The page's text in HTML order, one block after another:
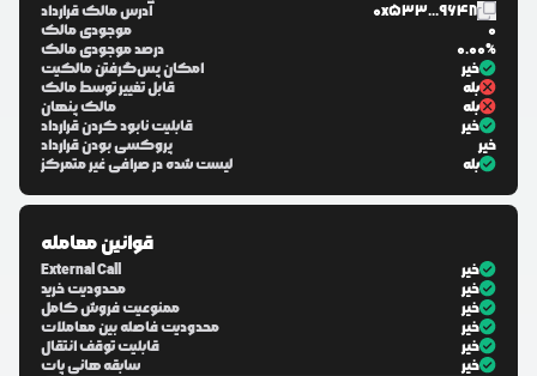
آدرس مالک قرارداد
0x533...9648
موجودی مالک
0
درصد موجودی مالک
0.00%
امکان پس‌گرفتن مالکیت
خیر
قابل تغییر توسط مالک
بله
مالک پنهان
بله
قابلیت نابود کردن قرارداد
خیر
پروکسی بودن قرارداد
خیر
لیست شده در صرافی غیر متمرکز
بله
قوانین معامله
External Call
خیر
محدودیت خرید
خیر
ممنوعیت فروش کامل
خیر
محدودیت فاصله بین معاملات
خیر
قابلیت توقف انتقال
خیر
سابقه هانی پات
خیر